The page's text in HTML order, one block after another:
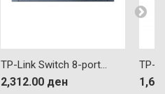
TP-Link Switch 8-port...
2,312.00 ден
TP-